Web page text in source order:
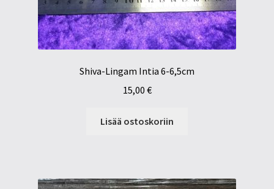
Shiva-Lingam Intia 6-6,5cm
15,00 €
Lisää ostoskoriin